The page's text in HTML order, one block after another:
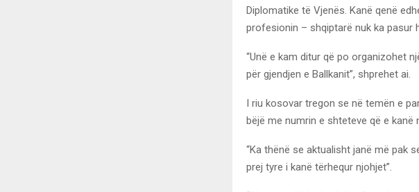
Diplomatike të Vjenës. Kanë qenë
profesionin – shqiptarë nuk ka pasur
“Unë e kam ditur që po organizohet
për gjendjen e Ballkanit”, shprehet ai.
I riu kosovar tregon se në temën e
bëjë me numrin e shteteve që e kanë
“Ka thënë se aktualisht janë më pak
prej tyre i kanë tërhequr njohjet”.